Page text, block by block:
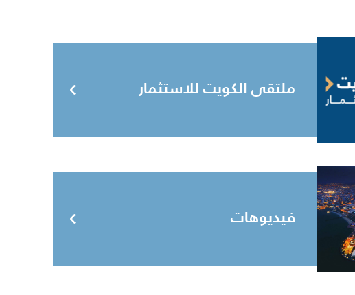
ملتقى الكويت للاستثمار
فيديوهات